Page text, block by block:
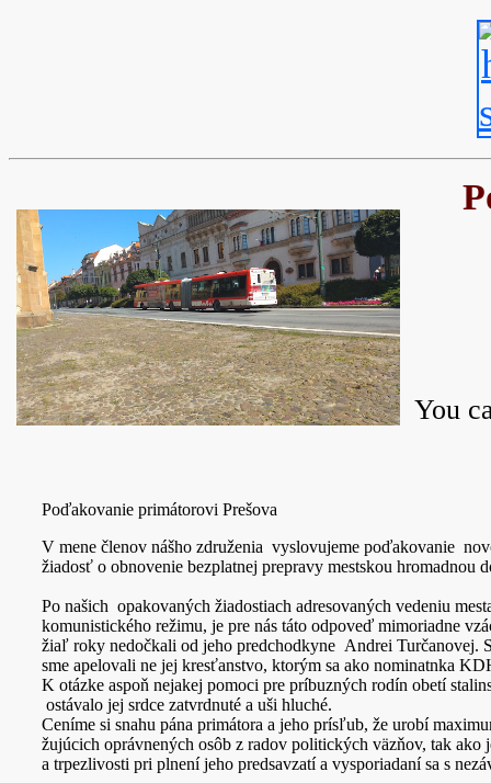
You
Poďakovanie primátorovi Prešova
V mene členov nášho združenia vyslovujeme poďakovanie
žiadosť o obnovenie bezplatnej prepravy mestskou
Po našich opakovaných žiadostiach adresovaných vedeniu
komunistického režimu, je pre nás táto odpoveď mimoriadne
žiaľ roky nedočkali od jeho predchodkyne Andrei Turčanovej.
sme apelovali ne jej kresťanstvo, ktorým sa ako nominatnka
K otázke aspoň nejakej pomoci pre príbuzných rodín obetí
ostávalo jej srdce zatvrdnuté a uši hluché.
Ceníme si snahu pána primátora a jeho prísľub, že urobí
žujúcich oprávnených osôb z radov politických väzňov, tak
a trpezlivosti pri plnení jeho predsavzatí a vysporiadaní sa s